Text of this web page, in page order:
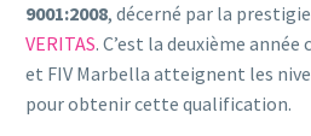
9001:2008, décerné par la
VERITAS. C’est la deuxième
et FIV Marbella atteignent les
pour obtenir cette qualification.